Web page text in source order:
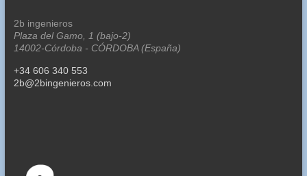
2b ingenieros
Plaza del Gamo, 1 (bajo-2)
14002-Córdoba - CÓRDOBA (España)
+34 606 340 553
2b@2bingenieros.com